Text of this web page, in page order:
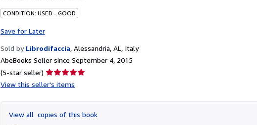
CONDITION: USED - GOOD
Save for Later
Sold by Librodifaccia, Alessandria, AL, Italy
AbeBooks Seller since September 4, 2015
(5-star seller) Seller
rating
of
5
View this seller's items
View all copies of this book